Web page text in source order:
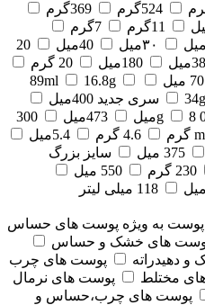
524گرم
369گرم
11گرم
7گرم
۳۰میل 40میل
20
180میل
20 گرم
70 میل 89ml
16.8g
34g
سری جدید 400میل
8میل 473میل
300
4.6 گرم
5.4میل
375 میل
سایز بزرگ
230 گرم
550 میل
118 میلی لیتر
پوست به ویژه پوست های حساس
پوست های خشک و حساس
دهیدراته
پوست های چرب
مختلط
پوست های نرمال
پوست های چرب،حساس و